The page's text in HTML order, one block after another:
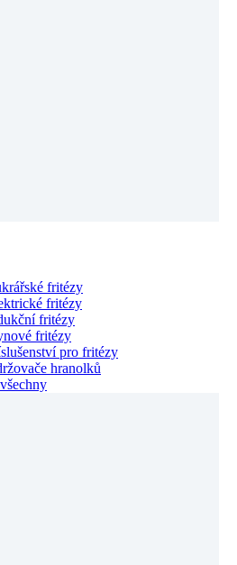
fritézy
fritézy
fritézy
fritézy
pro fritézy
hranolků